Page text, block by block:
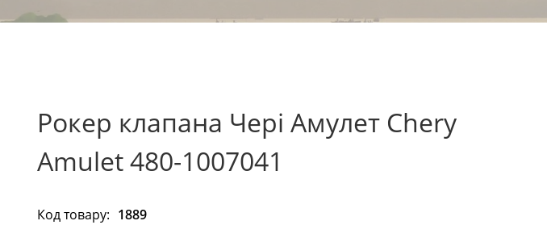
Рокер клапана Чері Амулет Chery
Amulet 480-1007041
Код товару: 1889